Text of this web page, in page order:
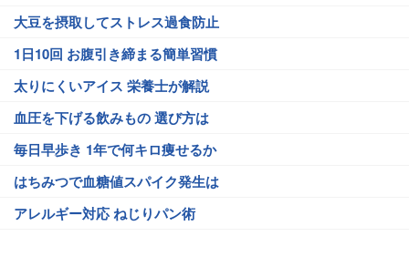
大豆を摂取してストレス過食防止
1日10回 お腹引き締まる簡単習慣
太りにくいアイス 栄養士が解説
血圧を下げる飲みもの 選び方は
毎日早歩き 1年で何キロ痩せるか
はちみつで血糖値スパイク発生は
アレルギー対応 ねじりパン術